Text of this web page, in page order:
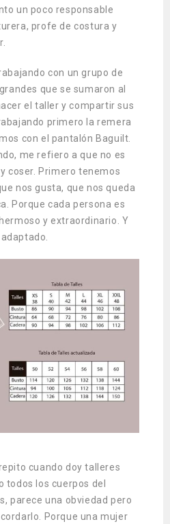
un poco responsable
profe de costura y
con un grupo de
que se sumaron al
el taller y compartir sus
primero la remera
con el pantalón Baguilt.
me refiero a que no es
coser. Primero tenemos
nos gusta, que nos queda
Porque cada persona es
y extraordinario. Y
cuando doy talleres
todos los cuerpos del
parece una obviedad pero
Porque una mujer